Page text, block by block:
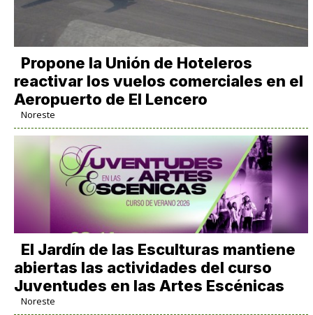
Propone la Unión de Hoteleros
reactivar los vuelos comerciales en el
Aeropuerto de El Lencero
Noreste
El Jardín de las Esculturas mantiene
abiertas las actividades del curso
Juventudes en las Artes Escénicas
Noreste